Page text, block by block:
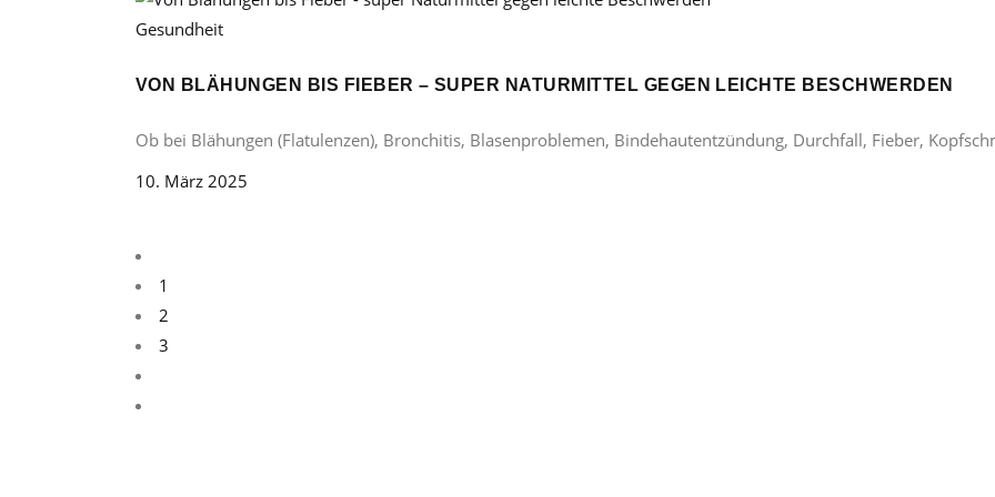
Gesundheit
VON BLÄHUNGEN BIS FIEBER – SUPER NATURMITTEL GEGEN LEICHTE BESCHWERDEN
Ob bei Blähungen (Flatulenzen), Bronchitis, Blasenproblemen, Bindehautentzündung, Durchfall, Fieber,
10. März 2025
1
2
3